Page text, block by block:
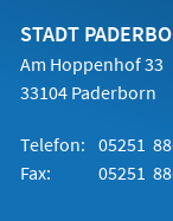
STADT
Am Hoppenhof 33
33104 Paderborn
Telefon: 05251
Fax:
05251